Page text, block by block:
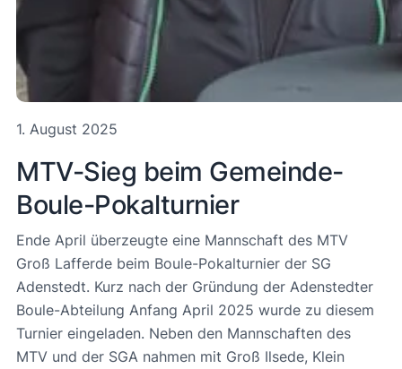
1. August 2025
MTV-Sieg beim Gemeinde-
Boule-Pokalturnier
Ende April überzeugte eine Mannschaft des MTV
Groß Lafferde beim Boule-Pokalturnier der SG
Adenstedt. Kurz nach der Gründung der Adenstedter
Boule-Abteilung Anfang April 2025 wurde zu diesem
Turnier eingeladen. Neben den Mannschaften des
MTV und der SGA nahmen mit Groß Ilsede, Klein